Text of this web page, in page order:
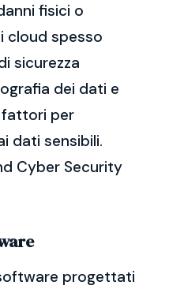
fisici o
cloud spesso
sicurezza
dei dati e
fattori per
dati sensibili.
Cyber Security
progettati